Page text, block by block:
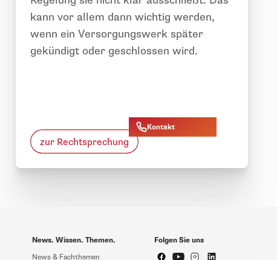
kann vor allem dann wichtig werden,
wenn ein Versorgungswerk später
gekündigt oder geschlossen wird.
zur Rechtsprechung
Kontakt
News. Wissen. Themen.
News & Fachthemen
Folgen Sie uns